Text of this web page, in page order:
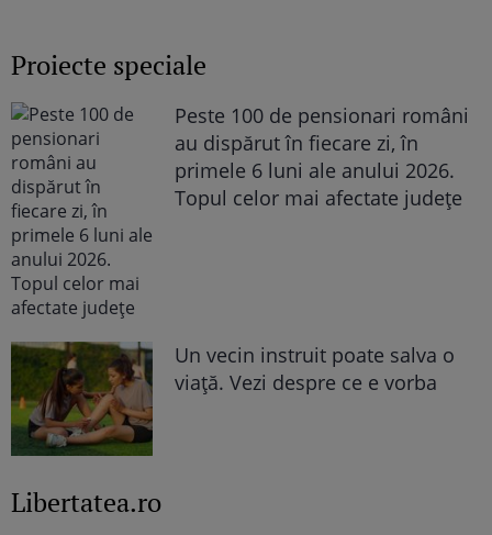
Proiecte speciale
Peste 100 de pensionari români
au dispărut în fiecare zi, în
primele 6 luni ale anului 2026.
Topul celor mai afectate județe
Un vecin instruit poate salva o
viață. Vezi despre ce e vorba
Libertatea.ro